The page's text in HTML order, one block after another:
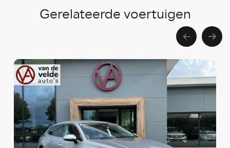
Gerelateerde voertuigen